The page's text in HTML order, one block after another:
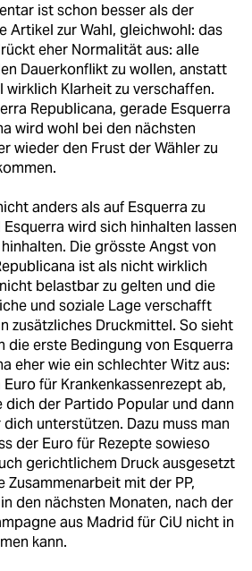
ist schon besser als der
Artikel zur Wahl, gleichwohl: das
eher Normalität aus: alle
Dauerkonflikt zu wollen, anstatt
wirklich Klarheit zu verschaffen.
Republicana, gerade Esquerra
wird wohl bei den nächsten
wieder den Frust der Wähler zu
anders als auf Esquerra zu
Esquerra wird sich hinhalten lassen
Die grösste Angst von
ist als nicht wirklich
belastbar zu gelten und die
und soziale Lage verschafft
zusätzliches Druckmittel. So sieht
die erste Bedingung von Esquerra
eher wie ein schlechter Witz aus:
für Krankenkassenrezept ab,
dich der Partido Popular und dann
unterstützen. Dazu muss man
der Euro für Rezepte sowieso
gerichtlichem Druck ausgesetzt
Zusammenarbeit mit der PP,
den nächsten Monaten, nach der
aus Madrid für CiU nicht in
kann.